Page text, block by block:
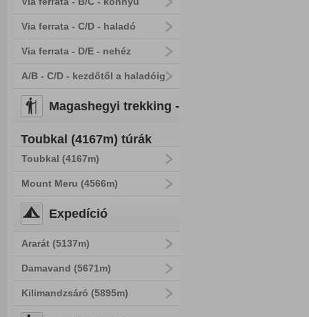
Via ferrata - C/D - haladó
Via ferrata - D/E - nehéz
A/B - C/D - kezdőtől a haladóig
Magashegyi trekking -
Toubkal (4167m) túrák
Toubkal (4167m)
Mount Meru (4566m)
Expedíció
Ararát (5137m)
Damavand (5671m)
Kilimandzsáró (5895m)